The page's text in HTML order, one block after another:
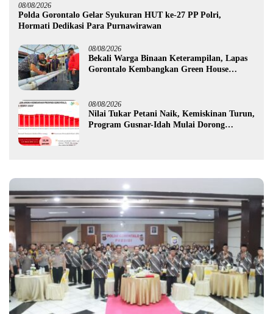
08/08/2026
Polda Gorontalo Gelar Syukuran HUT ke-27 PP Polri,
Hormati Dedikasi Para Purnawirawan
08/08/2026
Bekali Warga Binaan Keterampilan, Lapas
Gorontalo Kembangkan Green House
08/08/2026
Nilai Tukar Petani Naik, Kemiskinan Turun,
Program Gusnar-Idah Mulai Dorong